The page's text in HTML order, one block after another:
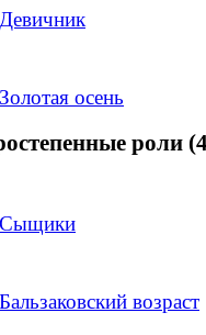
Девичник
Золотая осень
роли
Сыщики
Бальзаковский возраст